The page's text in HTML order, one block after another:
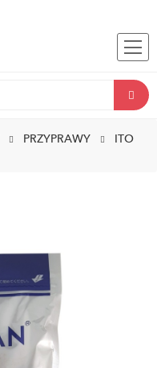
PRZYPRAWY
ITO